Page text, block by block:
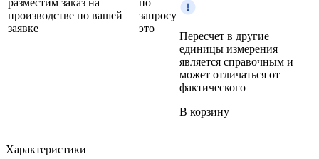
производстве по вашей
заявке
запросу
это
Пересчет в другие
единицы измерения
является справочным и
может отличаться от
фактического
В корзину
Характеристики